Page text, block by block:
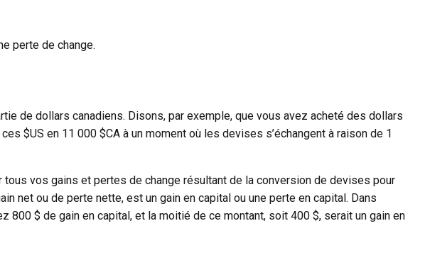
perte de change.
de dollars canadiens. Disons, par exemple, que vous avez acheté des dollars
$US en 11 000 $CA à un moment où les devises s’échangent à raison de 1
vos gains et pertes de change résultant de la conversion de devises pour
net ou de perte nette, est un gain en capital ou une perte en capital. Dans
800 $ de gain en capital, et la moitié de ce montant, soit 400 $, serait un gain en